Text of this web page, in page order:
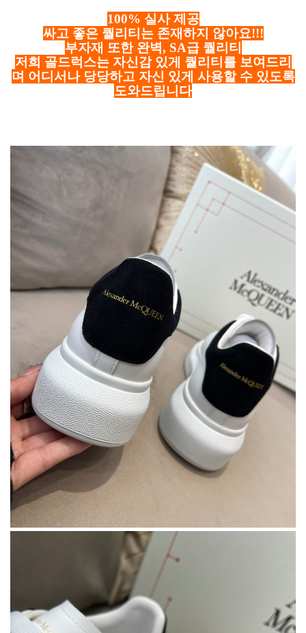
100% 실사 제공
싸고 좋은 퀄리티는 존재하지 않아요!!!
부자재 또한 완벽, SA급 퀄리티
저희 골드럭스는 자신감 있게 퀄리티를 보여드리
며 어디서나 당당하고 자신 있게 사용할 수 있도록
도와드립니다